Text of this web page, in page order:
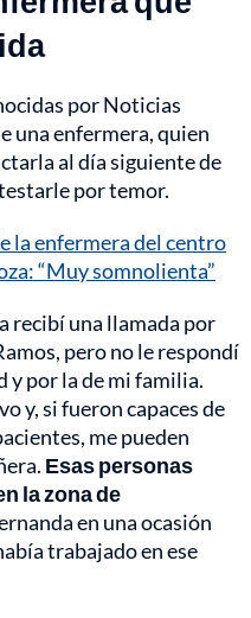
por Noticias
una enfermera, quien
al día siguiente de
por temor.
la enfermera del centro
“Muy somnolienta”
recibí una llamada por
pero no le respondí
y por la de mi familia.
y, si fueron capaces de
me pueden
Esas personas
la zona de
en una ocasión
trabajado en ese